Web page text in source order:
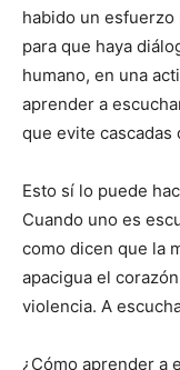
habido un
para que haya
humano, en una
aprender a
que evite cascadas
Esto sí lo puede
Cuando uno es
como dicen que la
apacigua el
violencia. A
¿Cómo aprender a